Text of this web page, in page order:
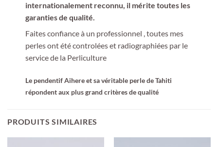
internationalement reconnu, il mérite toutes les
garanties de qualité.
Faites confiance à un professionnel , toutes mes
perles ont été controlées et radiographiées par le
service de la Perliculture
Le pendentifAihere et sa véritable perle de Tahiti
répondent aux plus grand critères de qualité
PRODUITS SIMILAIRES